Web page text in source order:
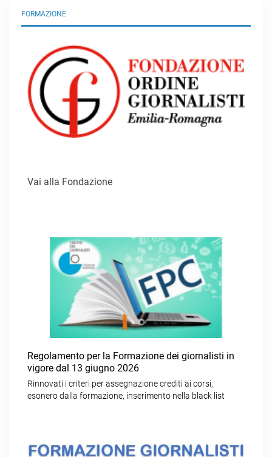
FORMAZIONE
Vai alla Fondazione
Regolamento per la Formazione dei giornalisti in
vigore dal 13 giugno 2026
Rinnovati i criteri per assegnazione crediti ai corsi,
esonero dalla formazione, inserimento nella black list